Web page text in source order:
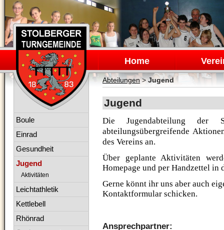
Navigation
überspringen
Home
Abteilungen>Jugend
Jugend
Die Jugendabteilung der
abteilungsübergreifende
des Vereins an.
Über geplante Aktivitäten
Homepage und per Handzettel
Gerne könnt ihr uns aber auch
Kontaktformular schicken.
Ansprechpartner:
Navigation
Boule
Einrad
Gesundheit
Jugend
Aktivitäten
Leichtathletik
Kettlebell
Rhönrad